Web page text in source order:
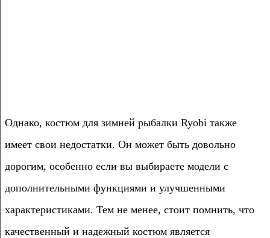
Однако, костюм для зимней рыбалки Ryobi также
имеет свои недостатки. Он может быть довольно
дорогим, особенно если вы выбираете модели с
дополнительными функциями и улучшенными
характеристиками. Тем не менее, стоит помнить, что
качественный и надежный костюм является